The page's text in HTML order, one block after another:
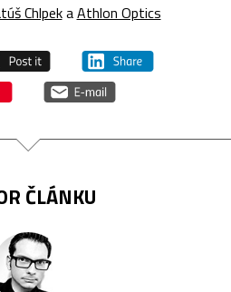
ChlpekaAthlon Optics
ČLÁNKU